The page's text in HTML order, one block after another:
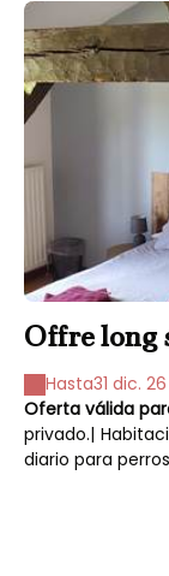
Offre long
Hasta31 dic. 26
Oferta válida
privado.|
diario para